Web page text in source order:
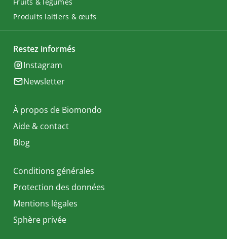
Produits laitiers & œufs
Restez informés
Instagram
Newsletter
À propos de Biomondo
Aide & contact
Blog
Conditions générales
Protection des données
Mentions légales
Sphère privée